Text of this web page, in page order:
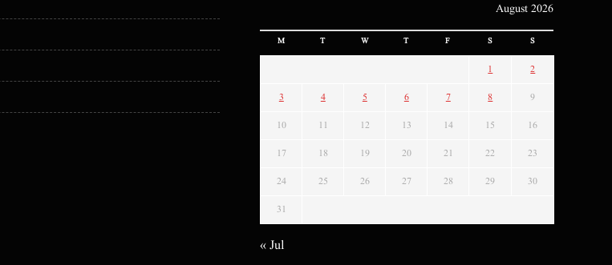
August 2026
M T W T F S S
1 2
3 4 5 6 7 8 9
10 11 12 13 14 15 16
17 18 19 20 21 22 23
24 25 26 27 28 29 30
31
« Jul